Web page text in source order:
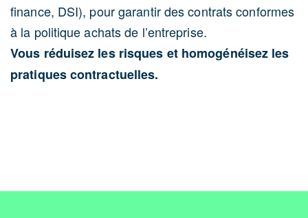
finance, DSI), pour garantir des contrats conformes
à la politique achats de l’entreprise.
Vous réduisez les risques et homogénéisez les
pratiques contractuelles.